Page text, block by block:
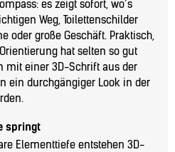
es zeigt sofort, wo’s
Weg, Toilettenschilder
oder große Geschäft. Praktisch,
hat selten so gut
mit einer 3D-Schrift aus der
ein durchgängiger Look in der
springt
Elementtiefe entstehen 3D-